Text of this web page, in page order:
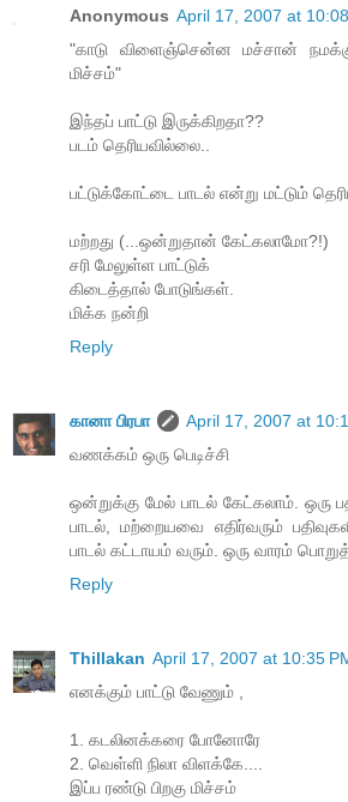
Anonymous April 17, 2007 at
"காடு விளைஞ்சென்ன மச்சான்
மிச்சம்"
இந்தப் பாட்டு இருக்கிறதா??
படம் தெரியவில்லை..
பட்டுக்கோட்டை பாடல் என்று மட்டும்
மற்றது (...ஒன்றுதான் கேட்கலாமோ?!)
சரி மேலுள்ள பாட்டுக்
கிடைத்தால் போடுங்கள்.
மிக்க நன்றி
Reply
கானா பிரபா
April 17, 2007 at
வணக்கம் ஒரு பெடிச்சி
ஒன்றுக்கு மேல் பாடல் கேட்கலாம். ஒரு
பாடல், மற்றையவை எதிர்வரும்
பாடல் கட்டாயம் வரும். ஒரு வாரம்
Reply
Thillakan April 17, 2007 at 10:35
எனக்கும் பாட்டு வேணும் ,
1. கடலினக்கரை போனோரே
2. வெள்ளி நிலா விளக்கே....
இப்ப ரண்டு பிறகு மிச்சம்